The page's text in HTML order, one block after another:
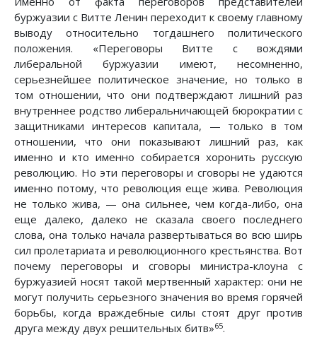
буржуазии с Витте Ленин переходит к своему главному
выводу относительно тогдашнего политического
положения. «Переговоры Витте с вождями
либеральной буржуазии имеют, несомненно,
серьезнейшее политическое значение, но только в
том отношении, что они подтверждают лишний раз
внутреннее родство либеральничающей бюрократии с
защитниками интересов капитала, — только в том
отношении, что они показывают лишний раз, как
именно и кто именно собирается хоронить русскую
революцию. Но эти переговоры и сговоры не удаются
именно потому, что революция еще жива. Революция
не только жива, — она сильнее, чем когда-либо, она
еще далеко, далеко не сказала своего последнего
слова, она только начала развертываться во всю ширь
сил пролетариата и революционного крестьянства. Вот
почему переговоры и сговоры министра-клоуна с
буржуазией носят такой мертвенный характер: они не
могут получить серьезного значения во время горячей
борьбы, когда враждебные силы стоят друг против
друга между двух решительных битв»65.